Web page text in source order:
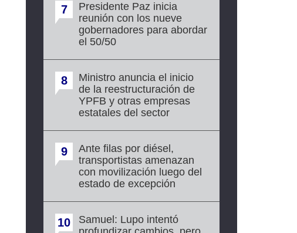
7
Presidente Paz inicia
reunión con los nueve
gobernadores para abordar
el 50/50
8
Ministro anuncia el inicio
de la reestructuración de
YPFB y otras empresas
estatales del sector
9
Ante filas por diésel,
transportistas amenazan
con movilización luego del
estado de excepción
10
Samuel: Lupo intentó